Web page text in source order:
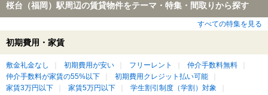
桜台（福岡）駅周辺の賃貸物件をテーマ・特集・間取りから探す
すべての特集を見る
初期費用・家賃
敷金礼金なし 初期費用が安い フリーレント
仲介手数料無料
仲介手数料が家賃の55%以下
初期費用クレジット払い可能
家賃3万円以下
家賃5万円以下 学生割引制度（学割）対象